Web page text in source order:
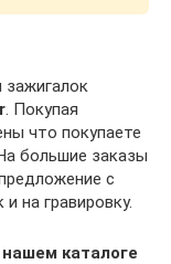
. Покупая
что покупаете
большие заказы
с
на гравировку.
каталоге